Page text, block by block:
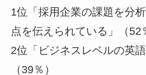
1位「採用企業の課題を分
点を伝えられている」（52
2位「ビジネスレベルの英
（39％）